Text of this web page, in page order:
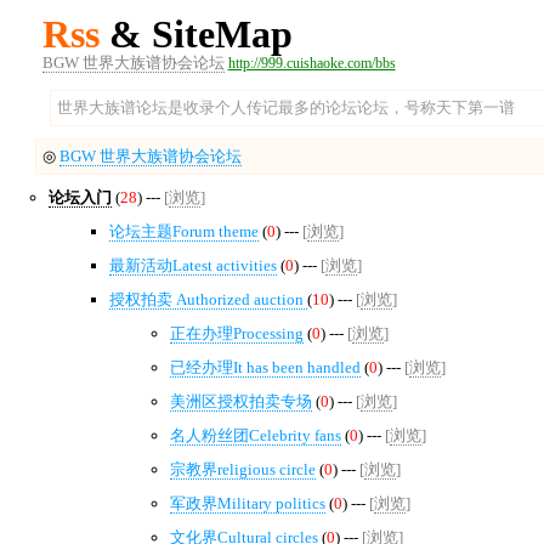
Rss& SiteMap
BGW 世界大族谱协会论坛 http://999.cuishaoke.com/bbs
世界大族谱论坛是收录个人传记最多的论坛论坛，号称天下第一谱
◎ BGW 世界大族谱协会论坛
论坛入门 (28) --- [浏览]
论坛主题Forum theme(0) --- [浏览]
最新活动Latest activities(0) --- [浏览]
授权拍卖 Authorized auction (10) --- [浏览]
正在办理Processing (0) --- [浏览]
已经办理It has been handled(0) --- [浏览]
美洲区授权拍卖专场 (0) --- [浏览]
名人粉丝团Celebrity fans(0) --- [浏览]
宗教界religious circle(0) --- [浏览]
军政界Military politics(0) --- [浏览]
文化界Cultural circles(0) --- [浏览]